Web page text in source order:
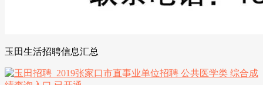
玉田生活招聘信息汇总